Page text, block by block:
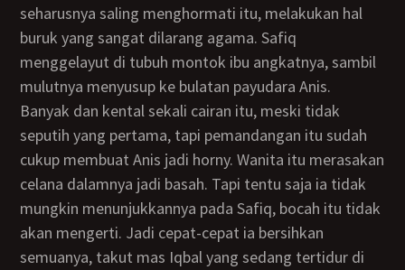
seharusnya saling menghormati itu, melakukan hal
buruk yang sangat dilarang agama. Safiq
menggelayut di tubuh montok ibu angkatnya, sambil
mulutnya menyusup ke bulatan payudara Anis.
Banyak dan kental sekali cairan itu, meski tidak
seputih yang pertama, tapi pemandangan itu sudah
cukup membuat Anis jadi horny. Wanita itu merasakan
celana dalamnya jadi basah. Tapi tentu saja ia tidak
mungkin menunjukkannya pada Safiq, bocah itu tidak
akan mengerti. Jadi cepat-cepat ia bersihkan
semuanya, takut mas Iqbal yang sedang tertidur di